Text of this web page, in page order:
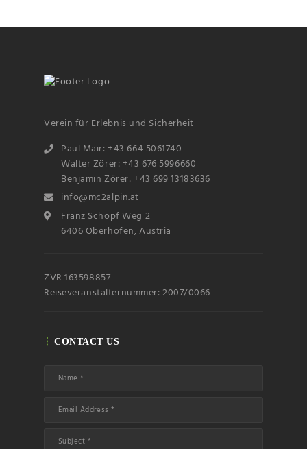
Verein für Erlebnis und Sicherheit
Paul Mair: +43 664 5061740
Walter Zörer: +43 676 5996660
Benjamin Zörer: +43 699 13183636
info@mc2alpin.at
Franz Schöpf Weg 2
6406 Oberhofen, Austria
ZVR 163598857
Reiseveranstalternummer: 2007/0066
CONTACT US